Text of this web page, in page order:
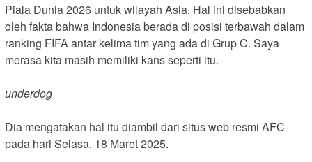
Piala Dunia 2026 untuk wilayah Asia. Hal ini disebabkan
oleh fakta bahwa Indonesia berada di posisi terbawah dalam
ranking FIFA antar kelima tim yang ada di Grup C. Saya
merasa kita masih memiliki kans seperti itu.
underdog
Dia mengatakan hal itu diambil dari situs web resmi AFC
pada hari Selasa, 18 Maret 2025.